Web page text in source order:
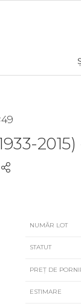
2015)
NUMĂR LOT
STATUT
PREȚ DE
ESTIMARE